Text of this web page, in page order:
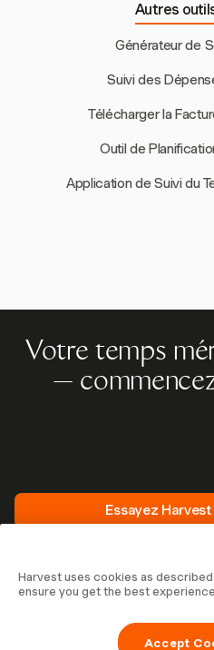
Autres
Générateur de
Suivi des
Télécharger la
Outil de
Application de Suivi du
Votre temps
—
Essayez
Harvest uses cookies as described
ensure you get the best
Accept